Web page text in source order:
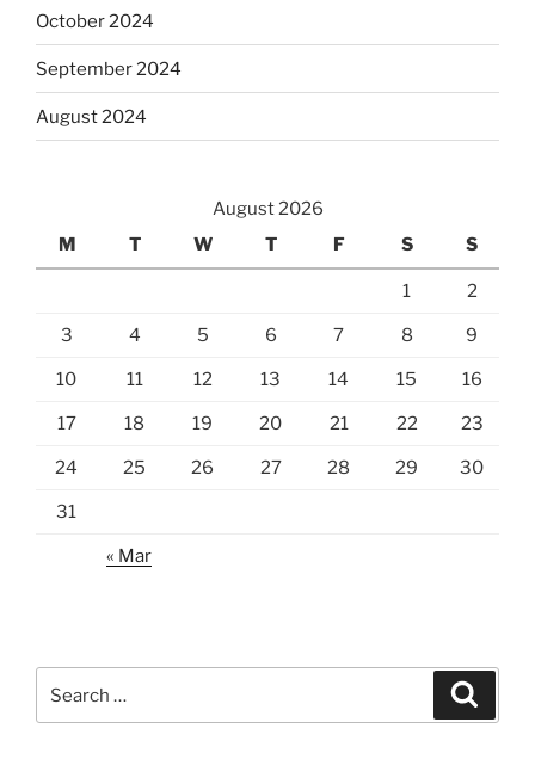
October 2024
September 2024
August 2024
August 2026
M
T W T F S S
1 2
3 4 5 6 7 8 9
10 11 12 13 14 15 16
17 18 19 20 21 22 23
24 25 26 27 28 29 30
31
« Mar
for: